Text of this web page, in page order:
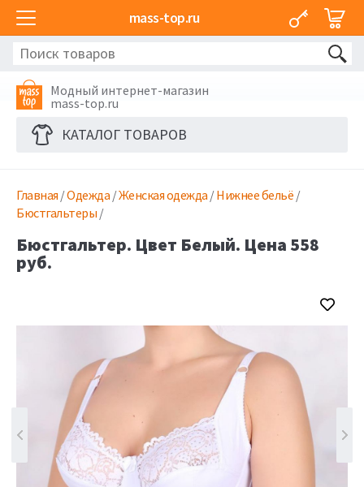
mass-top.ru
Модный интернет-магазин
mass-top.ru
КАТАЛОГ ТОВАРОВ
Главная /Одежда /Женская одежда /Нижнее бельё /
Бюстгальтеры /
Бюстгальтер. Цвет Белый. Цена 558
руб.